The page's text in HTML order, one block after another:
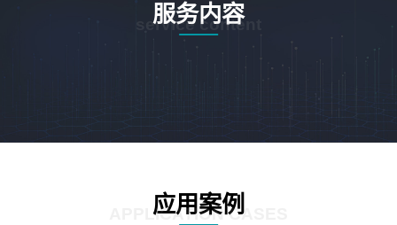
服务内容
service content
应用案例
APPLICATION CASES